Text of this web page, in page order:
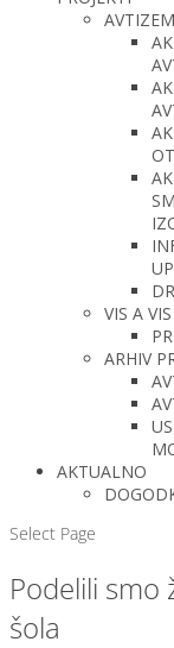
VIS A VIS
ARHIV
AKTUALNO
Select Page
Podelili smo
šola